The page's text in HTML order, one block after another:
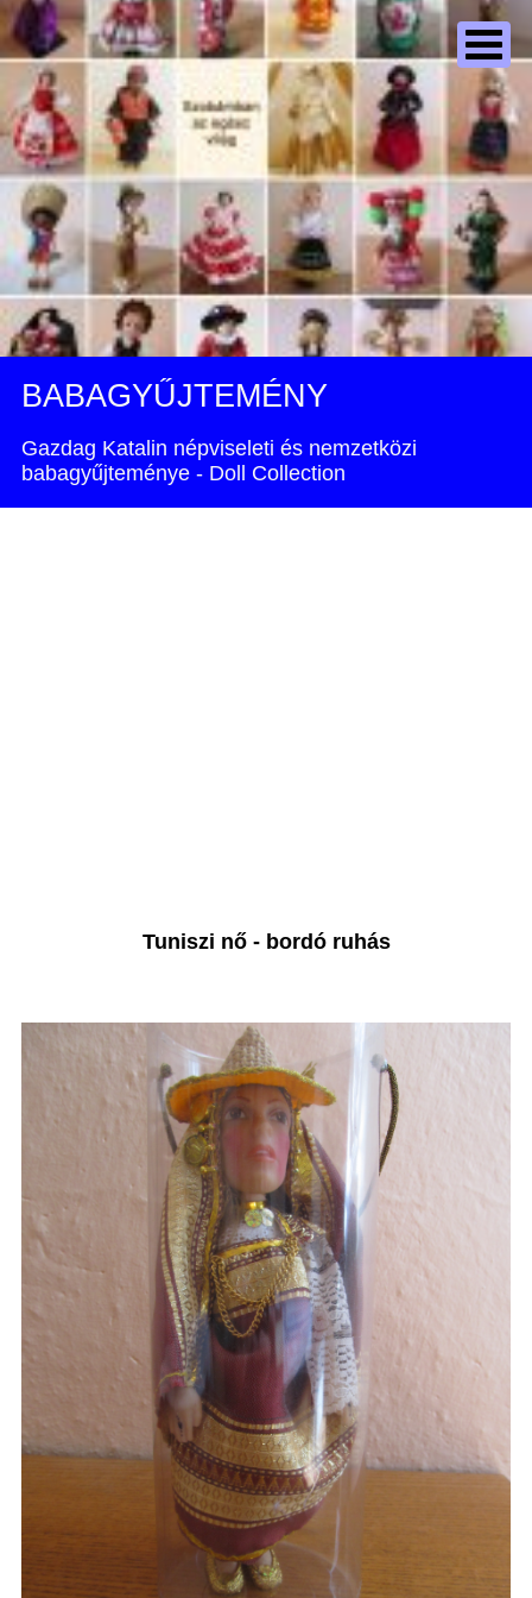
BABAGYŰJTEMÉNY
Gazdag Katalin népviseleti és nemzetközi
babagyűjteménye - Doll Collection
Tuniszi nő - bordó ruhás